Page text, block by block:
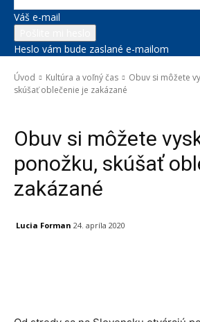
Váš e-mail
Heslo vám bude zaslané e-mailom
Úvod Kultúra a voľný čas
Obuv si môžete
skúšať oblečenie je zakázané
Obuv si môžete
ponožku, skúšať
zakázané
Lucia Forman 24. apríla 2020